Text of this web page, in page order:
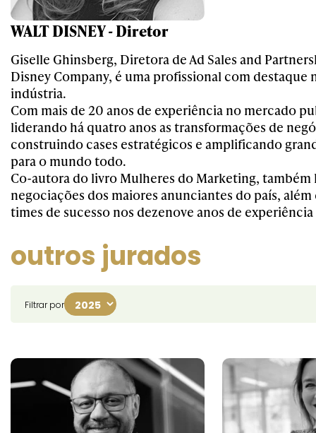
WALT DISNEY - Diretor
Giselle Ghinsberg, Diretora de Ad Sales and
Disney Company, é uma profissional com destaque
indústria.
Com mais de 20 anos de experiência no mercado
liderando há quatro anos as transformações de
construindo cases estratégicos e amplificando
para o mundo todo.
Co-autora do livro Mulheres do Marketing, também
negociações dos maiores anunciantes do país,
times de sucesso nos dezenove anos de
outros jurados
Filtrar por